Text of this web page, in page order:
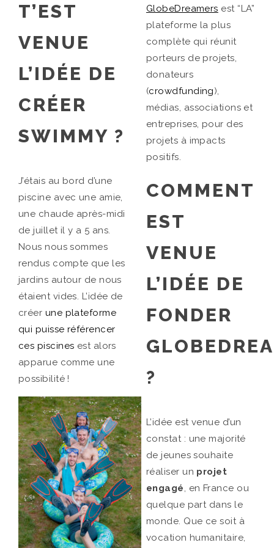
T’EST
VENUE
L’IDÉE DE
CRÉER
SWIMMY ?
J’étais au bord d’une
piscine avec une amie,
une chaude après-midi
de juillet il y a 5 ans.
Nous nous sommes
rendus compte que les
jardins autour de nous
étaient vides. L’idée de
créer une plateforme
qui puisse référencer
ces piscines est alors
apparue comme une
possibilité !
GlobeDreamers est “LA”
plateforme la plus
complète qui réunit
porteurs de projets,
donateurs
(crowdfunding),
médias, associations et
entreprises, pour des
projets à impacts
positifs.
COMMENT
EST
VENUE
L’IDÉE DE
FONDER
?
L’idée est venue d’un
constat : une majorité
de jeunes souhaite
réaliser un projet
engagé, en France ou
quelque part dans le
monde. Que ce soit à
vocation humanitaire,